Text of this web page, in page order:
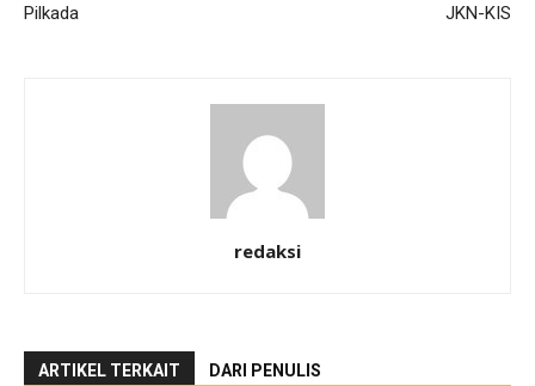
Pilkada
JKN-KIS
redaksi
ARTIKEL TERKAIT DARI PENULIS